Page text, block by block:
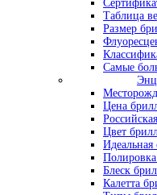
Таблица
Размер
Самые
Цена
Цвет
Идеальная
Блеск
Калетта